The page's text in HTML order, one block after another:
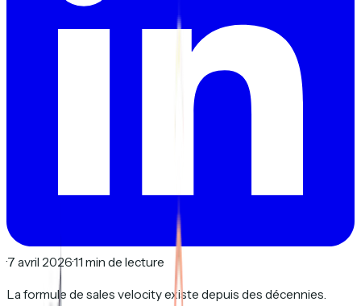
·7 avril 2026·11 min de lecture
La formule de sales velocity existe depuis des décennies.